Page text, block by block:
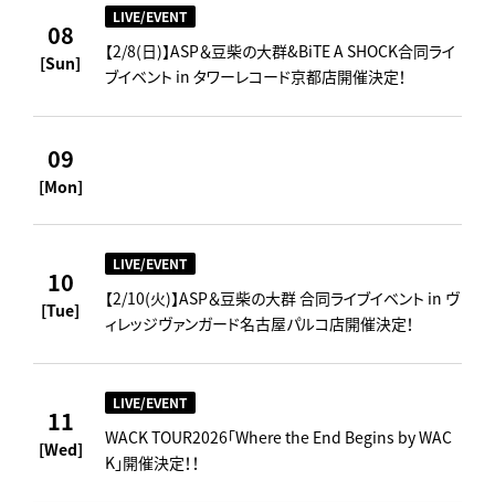
08
[Sun]
LIVE/EVENT
【2/8(日)】ASP＆豆柴の大群&BiTE A SHOCK合同ライ
ブイベント in タワーレコード京都店開催決定！
09
[Mon]
10
[Tue]
LIVE/EVENT
【2/10(火)】ASP＆豆柴の大群 合同ライブイベント in ヴ
ィレッジヴァンガード名古屋パルコ店開催決定！
11
[Wed]
LIVE/EVENT
WACK TOUR2026「Where the End Begins by WAC
K」開催決定！！